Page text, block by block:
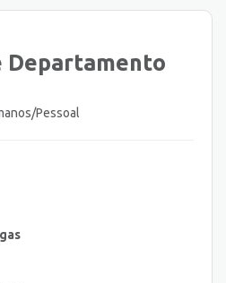
Departamento
Pessoal